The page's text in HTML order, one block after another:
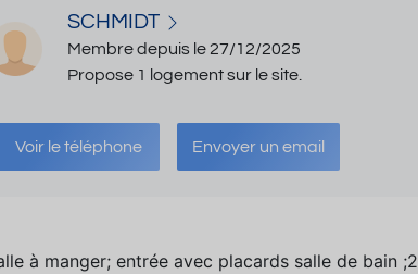
SCHMIDT
Membre depuis le 27/12/2025
Propose 1 logement sur le site.
Voir le téléphone Envoyer un email
à manger; entrée avec placards salle de bain ;2